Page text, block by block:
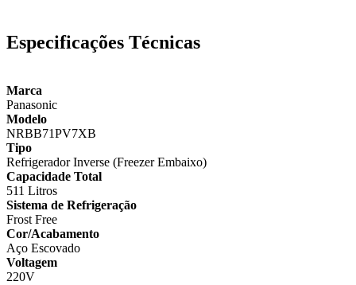
Especificações Técnicas
Marca
Panasonic
Modelo
NRBB71PV7XB
Tipo
Refrigerador Inverse (Freezer Embaixo)
Capacidade Total
511 Litros
Sistema de Refrigeração
Frost Free
Cor/Acabamento
Aço Escovado
Voltagem
220V